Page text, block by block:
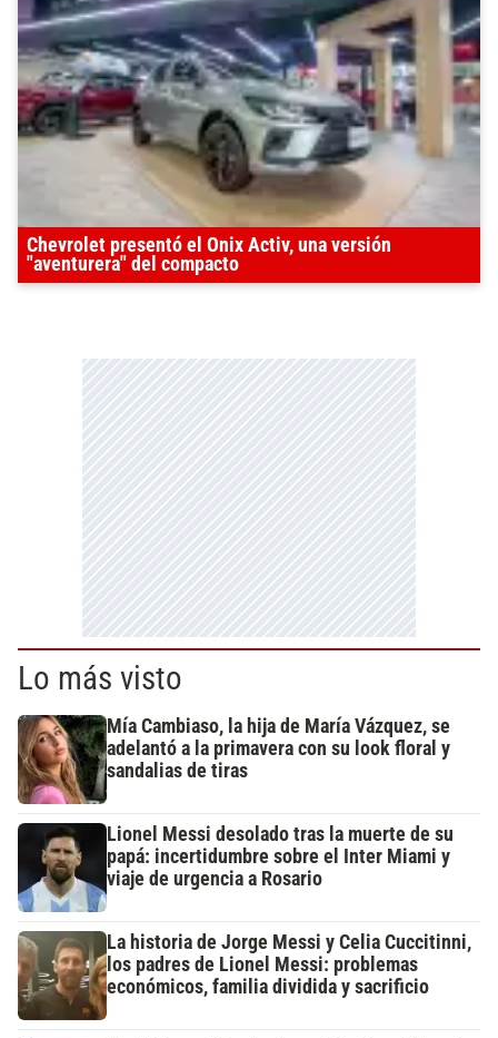
Chevrolet presentó el Onix Activ, una versión
"aventurera" del compacto
Lo más visto
Mía Cambiaso, la hija de María Vázquez, se
adelantó a la primavera con su look floral y
sandalias de tiras
Lionel Messi desolado tras la muerte de su
papá: incertidumbre sobre el Inter Miami y
viaje de urgencia a Rosario
La historia de Jorge Messi y Celia Cuccitinni,
los padres de Lionel Messi: problemas
económicos, familia dividida y sacrificio